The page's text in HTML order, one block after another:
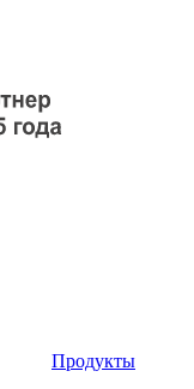
Продукты